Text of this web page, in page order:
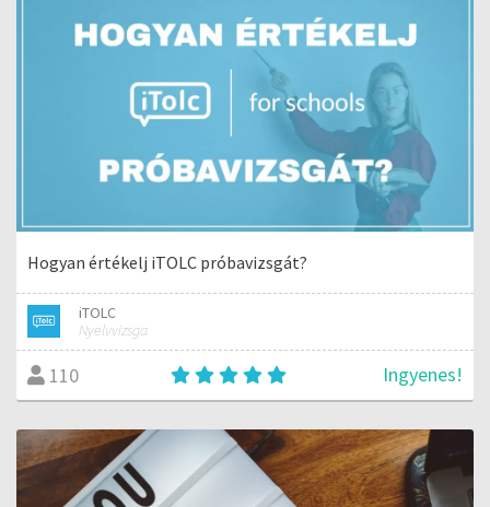
Hogyan értékelj iTOLC próbavizsgát?
iTOLC
Nyelvvizsga
110 Ingyenes!